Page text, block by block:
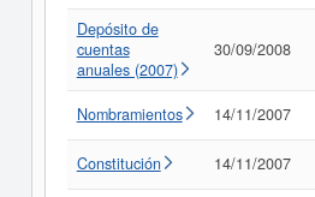
Depósito de
cuentas
anuales (2007)
30/09/2008
Nombramientos 14/11/2007
Constitución 14/11/2007